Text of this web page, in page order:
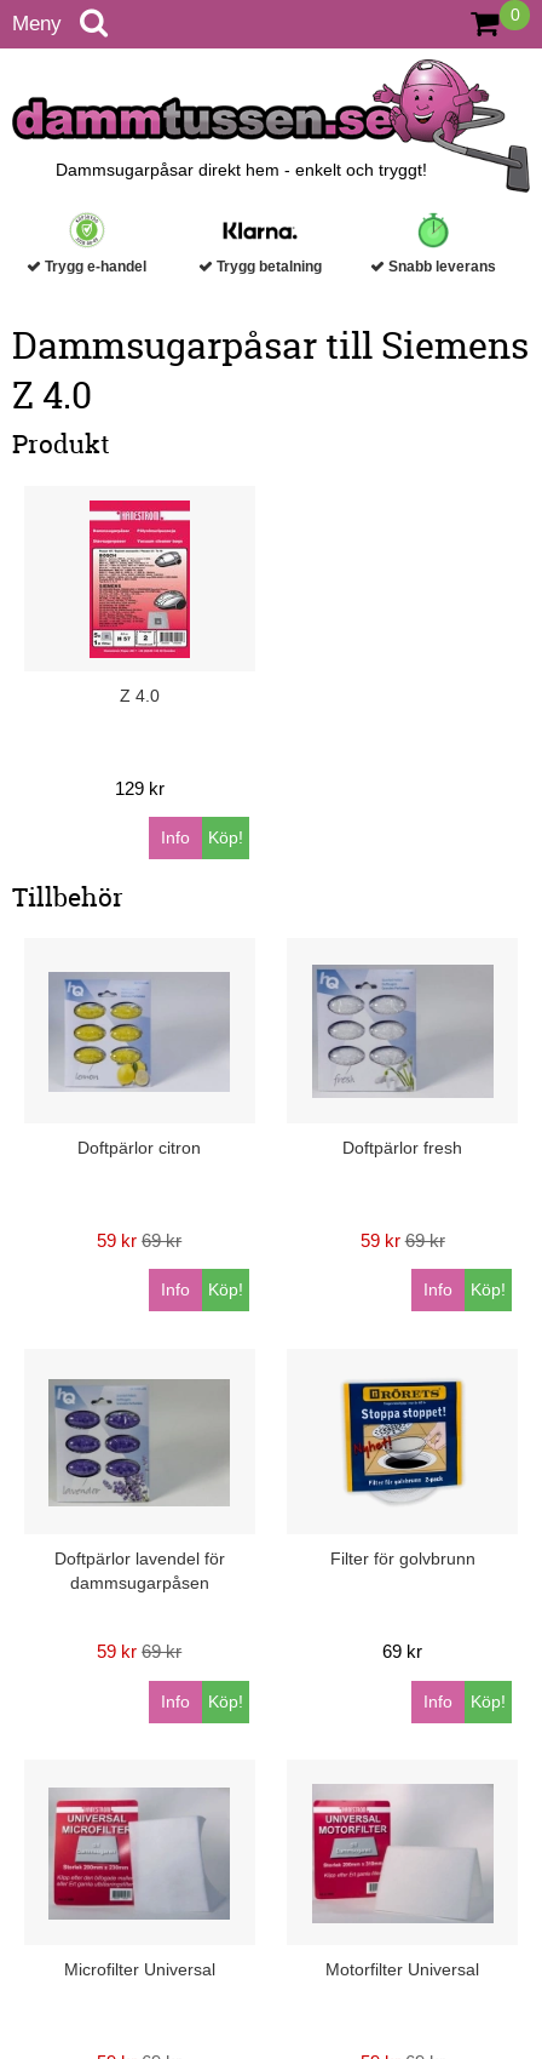
Meny 0
Dammsugarpåsar direkt hem - enkelt och tryggt!
Trygg e-handel Trygg betalning Snabb leverans
Dammsugarpåsar till Siemens
Z 4.0
Produkt
Z 4.0
129 kr
Köp!
Info
Tillbehör
Doftpärlor citron
59 kr 69 kr
Köp!
Info
Doftpärlor fresh
59 kr 69 kr
Köp!
Info
Doftpärlor lavendel för
dammsugarpåsen
59 kr 69 kr
Köp!
Info
Filter för golvbrunn
69 kr
Köp!
Info
Microfilter Universal Motorfilter Universal